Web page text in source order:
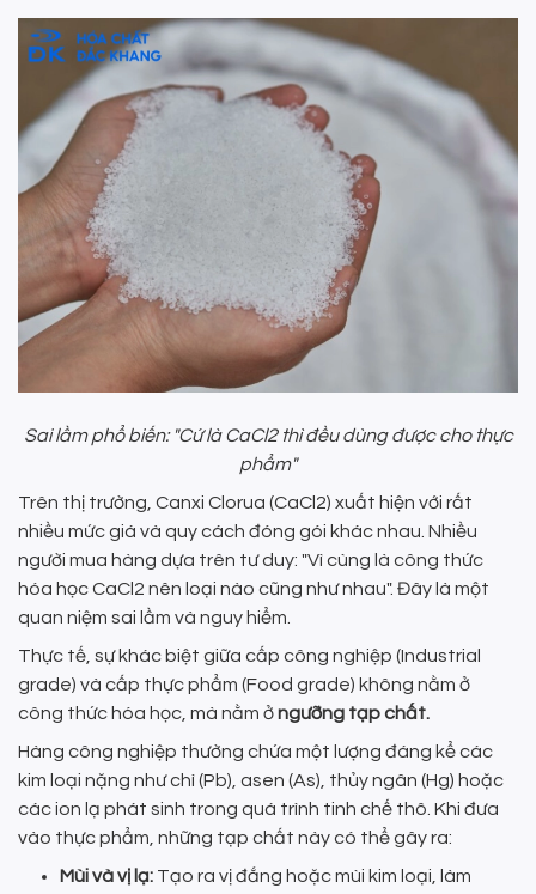
Sai lầm phổ biến: "Cứ là CaCl2 thì đều dùng được cho thực
phẩm"
Trên thị trường, Canxi Clorua (CaCl2) xuất hiện với rất
nhiều mức giá và quy cách đóng gói khác nhau. Nhiều
người mua hàng dựa trên tư duy: "Vì cùng là công thức
hóa học CaCl2 nên loại nào cũng như nhau". Đây là một
quan niệm sai lầm và nguy hiểm.
Thực tế, sự khác biệt giữa cấp công nghiệp (Industrial
grade) và cấp thực phẩm (Food grade) không nằm ở
công thức hóa học, mà nằm ởngưỡng tạp chất.
Hàng công nghiệp thường chứa một lượng đáng kể các
kim loại nặng như chì (Pb), asen (As), thủy ngân (Hg) hoặc
các ion lạ phát sinh trong quá trình tinh chế thô. Khi đưa
vào thực phẩm, những tạp chất này có thể gây ra:
Mùi và vị lạ: Tạo ra vị đắng hoặc mùi kim loại, làm